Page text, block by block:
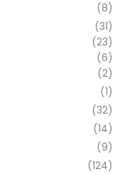
(8)
(31)
(23)
(6)
(2)
(1)
(32)
(14)
(9)
(124)